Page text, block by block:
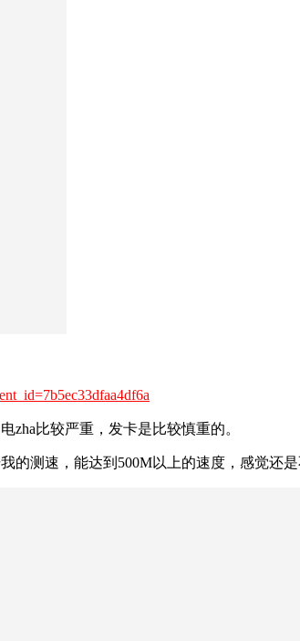
zha比较严重，发卡是比较慎重的。
的测速，能达到500M以上的速度，感觉还